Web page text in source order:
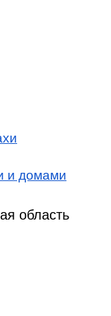
и домами
область